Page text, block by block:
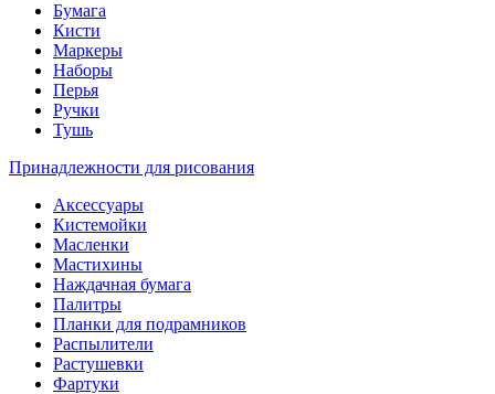
Бумага
Кисти
Маркеры
Наборы
Перья
Ручки
Тушь
Принадлежности для рисования
Аксессуары
Кистемойки
Масленки
Мастихины
Наждачная бумага
Палитры
Планки для подрамников
Распылители
Растушевки
Фартуки